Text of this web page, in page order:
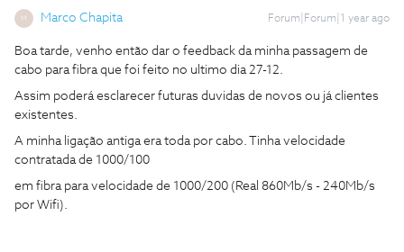
M Marco Chapita Forum|Forum|1 year ago
Boa tarde, venho então dar o feedback da minha passagem de
cabo para fibra que foi feito no ultimo dia 27-12.
Assim poderá esclarecer futuras duvidas de novos ou já clientes
existentes.
A minha ligação antiga era toda por cabo. Tinha velocidade
contratada de 1000/100
em fibra para velocidade de 1000/200 (Real 860Mb/s - 240Mb/s
por Wifi).